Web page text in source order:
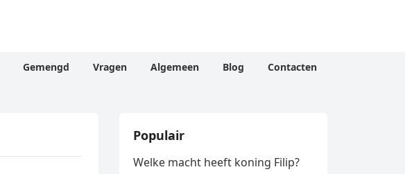
Gemengd Vragen Algemeen Blog Contacten
Populair
Welke macht heeft koning Filip?